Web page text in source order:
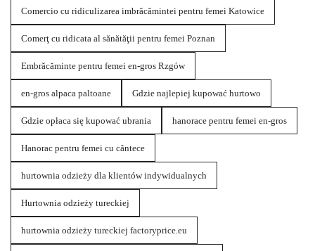
Comercio cu ridiculizarea imbrăcămintei pentru femei Katowice
Comerţ cu ridicata al sănătăţii pentru femei Poznan
Embrăcăminte pentru femei en-gros Rzgów
en-gros alpaca paltoane Gdzie najlepiej kupować hurtowo
Gdzie opłaca się kupować ubrania hanorace pentru femei en-gros
Hanorac pentru femei cu cântece
hurtownia odzieży dla klientów indywidualnych
Hurtownia odzieży tureckiej
hurtownia odzieży tureckiej factoryprice.eu